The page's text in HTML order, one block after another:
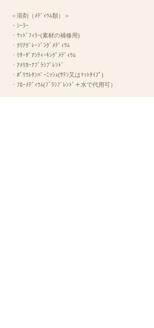
＜溶剤（ﾒﾃﾞｨｳﾑ類）＞
・ｼｰﾗｰ
・ｳｯﾄﾞﾌｨﾗｰ(素材の補修用)
・ｸﾘｱｸﾞﾚｰｼﾞﾝｸﾞﾒﾃﾞｨｳﾑ
・ﾘﾀｰﾀﾞｱﾝﾃｨｰｷﾝｸﾞﾒﾃﾞｨｳﾑ
・ｱﾒﾘｶｰﾅﾌﾞﾗｼﾌﾞﾚﾝﾄﾞ
・ﾎﾟﾘｳﾚﾀﾝﾊﾞｰﾆｯｼｭ(ｻﾃﾝ又はﾏｯﾄﾀｲﾌﾟ)
・ﾌﾛｰﾒﾃﾞｨｳﾑ(ﾌﾞﾗｼﾌﾞﾚﾝﾄﾞ＋水で代用可）